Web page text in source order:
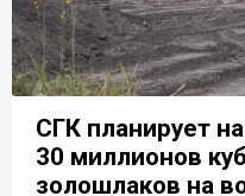
СГК планирует
30 миллионов
золошлаков на